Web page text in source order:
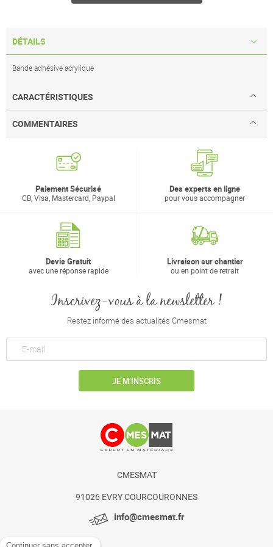
DÉTAILS
Bande adhésive acrylique
CARACTÉRISTIQUES
COMMENTAIRES
Paiement Sécurisé
CB, Visa, Mastercard, Paypal
Des experts en ligne
pour vous accompagner
Devis Gratuit
avec une réponse rapide
Livraison sur chantier
ou en point de retrait
Inscrivez-vous à la newsletter !
Restez informé des actualités Cmesmat
JE M’INSCRIS
CMESMAT
91026 EVRY COURCOURONNES
info@cmesmat.fr